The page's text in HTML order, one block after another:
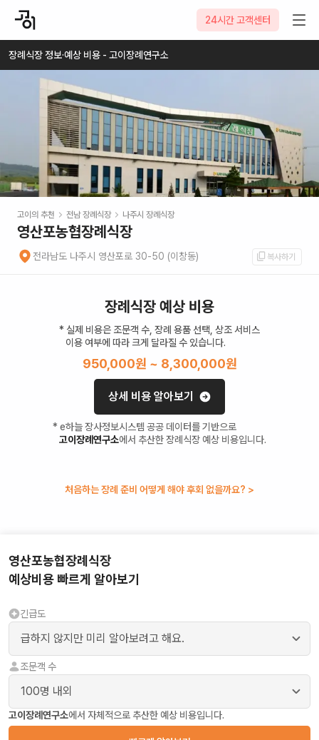
24시간 고객센터
2026-08-06
장례식장 정보·예상 비용 - 고이장례연구소
고이의 추천 전남장례식장 나주시 장례식장
영산포농협장례식장
전라남도 나주시 영산포로 30-50 (이창동) 복사하기
장례식장 예상 비용
* 실제 비용은 조문객 수, 장례 용품 선택, 상조 서비스
이용 여부에 따라 크게 달라질 수 있습니다.
950,000원 ~ 8,300,000원
상세 비용 알아보기
* e하늘 장사정보시스템 공공 데이터를 기반으로
고이장례연구소에서 추산한 장례식장 예상 비용입니다.
처음하는 장례 준비 어떻게 해야 후회 없을까요? >
영산포농협장례식장
예상비용 빠르게 알아보기
긴급도
조문객 수
고이장례연구소에서 자체적으로 추산한 예상 비용입니다.